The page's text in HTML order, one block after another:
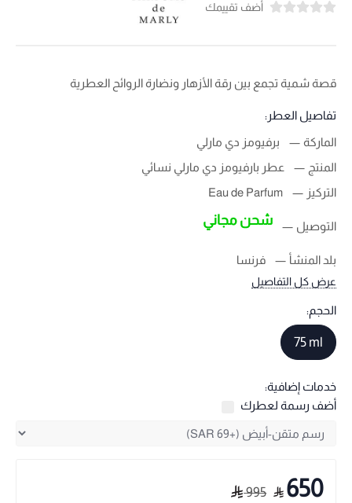
أضف تقييمك
قصة شمية تجمع بين رقة الأزهار ونضارة الروائح العطرية
تفاصيل العطر:
الماركة
برفيومز دي مارلي
المنتج
عطر بارفيومز دي مارلي نسائي
التركيز
Eau de Parfum
التوصيل شحن مجاني
بلد المنشأ فرنسا
عرض كل التفاصيل
الحجم:
75 ml
خدمات إضافية:
أضف رسمة لعطرك
650
995